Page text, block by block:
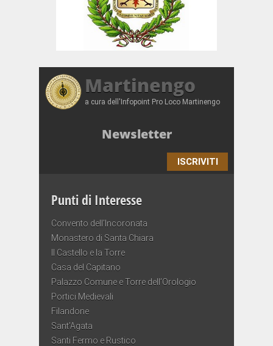
Martinengo
a cura dell'Infopoint Pro Loco Martinengo
Newsletter
ISCRIVITI
Punti di Interesse
Convento dell’Incoronata
Monastero di Santa Chiara
Il Castello e la Torre
Casa del Capitano
Palazzo Comune e Torre dell’Orologio
Portici Medievali
Filandone
Sant’Agata
Santi Fermo e Rustico